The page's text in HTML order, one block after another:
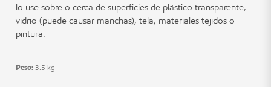
lo use sobre o cerca de superficies de plástico transparente,
vidrio (puede causar manchas), tela, materiales tejidos o
pintura.
Peso: 3.5 kg